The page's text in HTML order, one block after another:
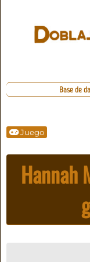
Base de
Juego
Hannah